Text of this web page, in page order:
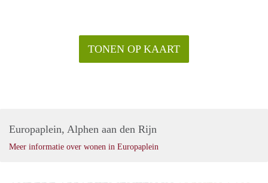
TONEN OP KAART
Europaplein, Alphen aan den Rijn
Meer informatie over wonen in Europaplein